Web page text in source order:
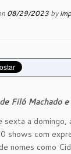
08/29/2023 by
Filó Machado
a domingo,
shows com
nomes como